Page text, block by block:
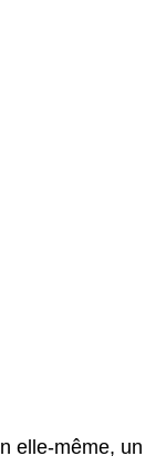
elle-même, un